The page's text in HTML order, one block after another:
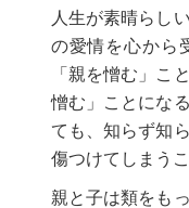
人生が素晴らし
の愛情を心から
「親を憎む」こ
憎む」ことにな
ても、知らず知
傷つけてしまう
親と子は類をも